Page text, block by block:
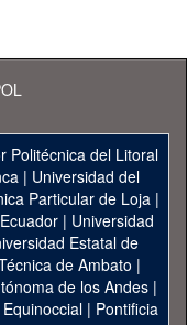
Politécnica del Litoral
| Universidad del
Particular de Loja|
| Universidad
Estatal de
de Ambato |
de los Andes|
| Pontificia